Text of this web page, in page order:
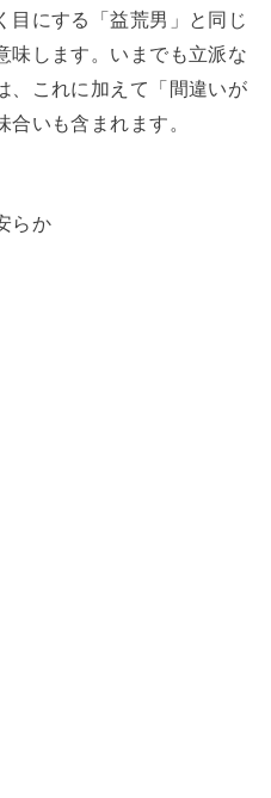
目にする「益荒男」と同じ
味します。いまでも立派な
、これに加えて「間違いが
いも含まれます。
らか